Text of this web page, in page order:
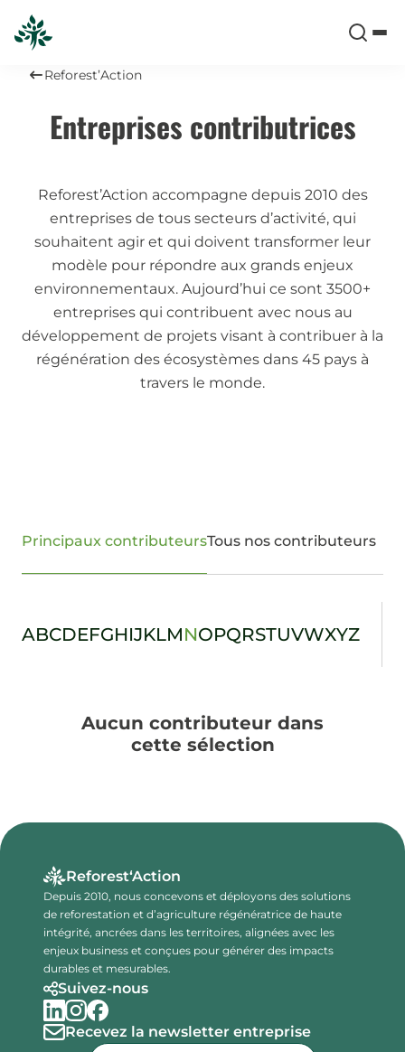
Reforest’Action
Entreprises contributrices
Reforest’Action accompagne depuis 2010 des
entreprises de tous secteurs d’activité, qui
souhaitent agir et qui doivent transformer leur
modèle pour répondre aux grands enjeux
environnementaux. Aujourd’hui ce sont 3500+
entreprises qui contribuent avec nous au
développement de projets visant à contribuer à la
régénération des écosystèmes dans 45 pays à
travers le monde.
Principaux contributeursTous nos contributeurs
ABCDEFGHIJKLMNOPQRSTUVWXYZ
Aucun contributeur dans
cette sélection
Reforest‘Action
Depuis 2010, nous concevons et déployons des solutions
de reforestation et d’agriculture régénératrice de haute
intégrité, ancrées dans les territoires, alignées avec les
enjeux business et conçues pour générer des impacts
durables et mesurables.
Suivez-nous
Recevez la newsletter entreprise